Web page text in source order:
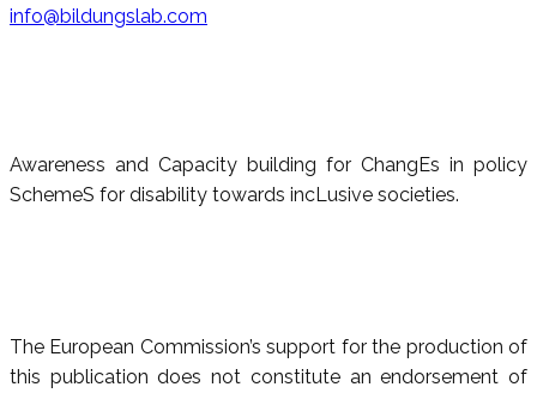
info@bildungslab.com
Awareness and Capacity building for ChangEs in policy
SchemeS for disability towards incLusive societies.
The European Commission’s support for the production of
this publication does not constitute an endorsement of